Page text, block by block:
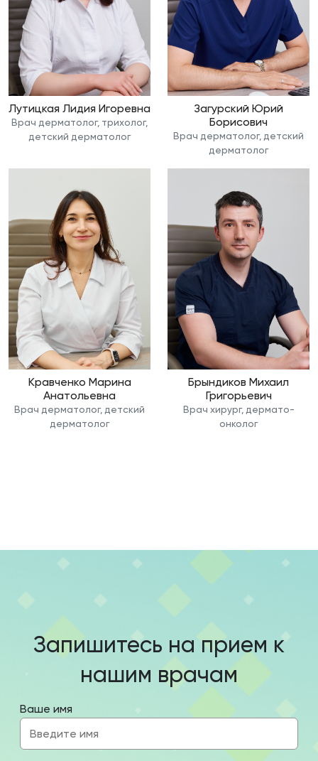
Лутицкая Лидия Игоревна
Врач дерматолог, трихолог,
детский дерматолог
Загурский Юрий
Борисович
Врач дерматолог, детский
дерматолог
Кравченко Марина
Анатольевна
Врач дерматолог, детский
дерматолог
Брындиков Михаил
Григорьевич
Врач хирург, дермато-
онколог
Запишитесь на прием к
нашим врачам
Ваше имя